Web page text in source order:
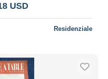
USD
Residenziale